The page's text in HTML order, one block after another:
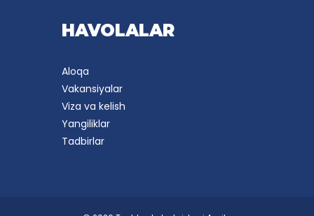
HAVOLALAR
Aloqa
Vakansiyalar
Viza va kelish
Yangiliklar
Tadbirlar